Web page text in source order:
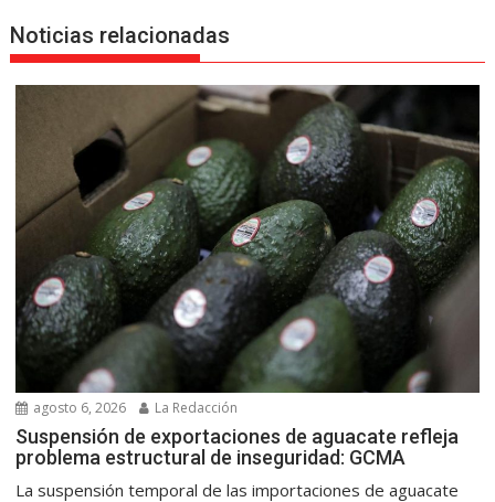
Noticias relacionadas
agosto 6, 2026 La Redacción
Suspensión de exportaciones de aguacate refleja
problema estructural de inseguridad: GCMA
La suspensión temporal de las importaciones de aguacate